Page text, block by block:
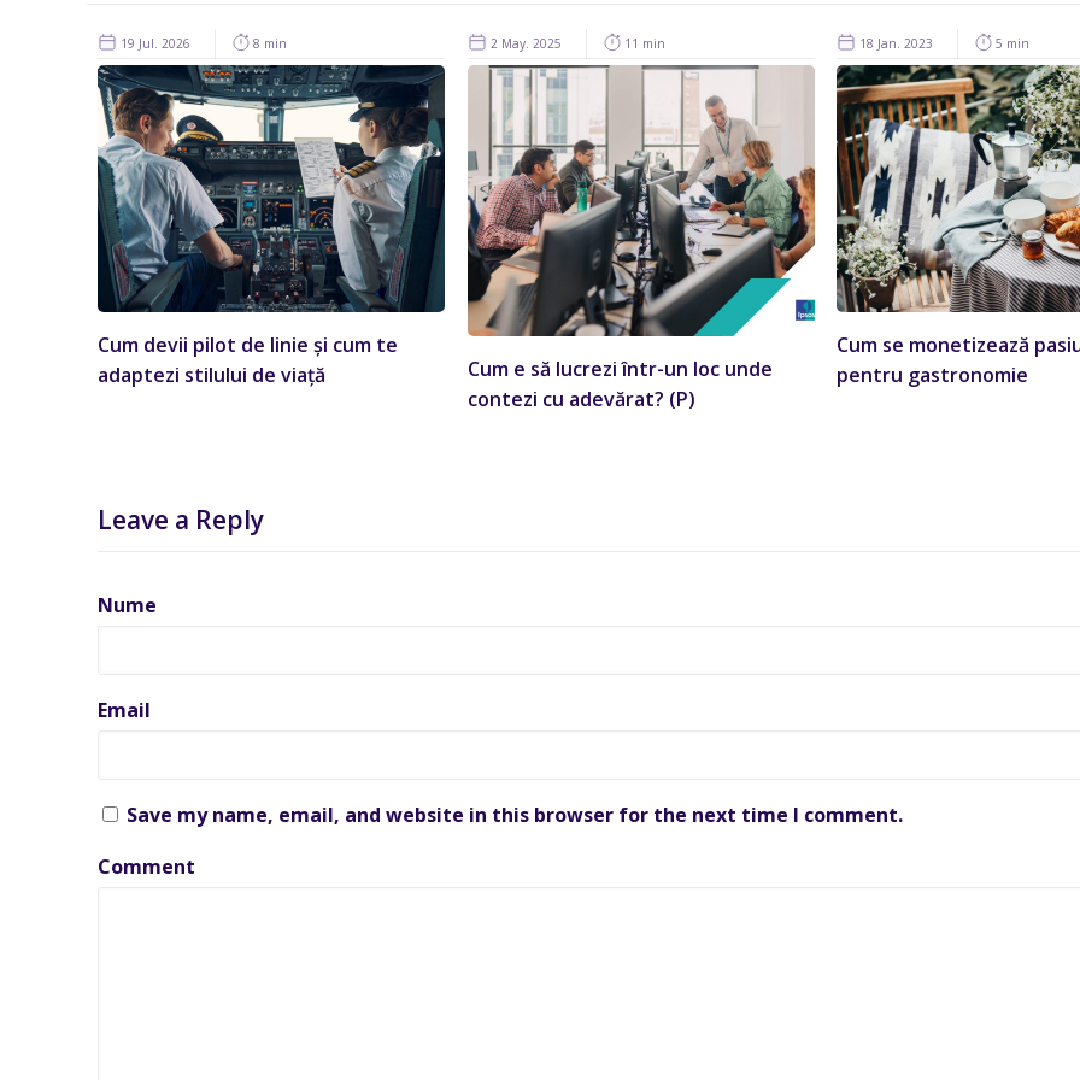
19 Jul. 2026 8 min
Cum devii pilot de linie și cum te
adaptezi stilului de viață
2 May. 2025 11 min
Cum e să lucrezi într-un loc unde
contezi cu adevărat? (P)
18 Jan. 2023 5 min
Cum se monetizează
pentru gastronomie
Leave a Reply
Nume
Email
Save my name, email, and website in this browser for the next time I comment.
Comment